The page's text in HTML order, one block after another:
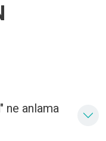
ne anlama